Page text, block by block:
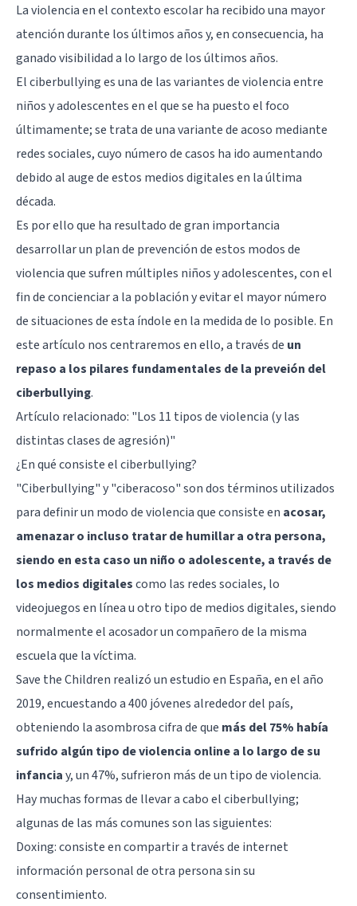
La violencia en el contexto escolar ha recibido una mayor
atención durante los últimos años y, en consecuencia, ha
ganado visibilidad a lo largo de los últimos años.
El ciberbullying es una de las variantes de violencia entre
niños y adolescentes en el que se ha puesto el foco
últimamente; se trata de una variante de acoso mediante
redes sociales, cuyo número de casos ha ido aumentando
debido al auge de estos medios digitales en la última
década.
Es por ello que ha resultado de gran importancia
desarrollar un plan de prevención de estos modos de
violencia que sufren múltiples niños y adolescentes, con el
fin de concienciar a la población y evitar el mayor número
de situaciones de esta índole en la medida de lo posible. En
este artículo nos centraremos en ello, a través de un
repaso a los pilares fundamentales de la preveión del
ciberbullying.
Artículo relacionado: "Los 11 tipos de violencia (y las
distintas clases de agresión)"
¿En qué consiste el ciberbullying?
"Ciberbullying" y "ciberacoso" son dos términos utilizados
para definir un modo de violencia que consiste en acosar,
amenazar o incluso tratar de humillar a otra persona,
siendo en esta caso un niño o adolescente, a través de
los medios digitalescomo las redes sociales, lo
videojuegos en línea u otro tipo de medios digitales, siendo
normalmente el acosador un compañero de la misma
escuela que la víctima.
Save the Children realizó un estudio en España, en el año
2019, encuestando a 400 jóvenes alrededor del país,
obteniendo la asombrosa cifra de que más del 75% había
sufrido algún tipo de violencia online a lo largo de su
infanciay, un 47%, sufrieron más de un tipo de violencia.
Hay muchas formas de llevar a cabo el ciberbullying;
algunas de las más comunes son las siguientes:
Doxing: consiste en compartir a través de internet
información personal de otra persona sin su
consentimiento.